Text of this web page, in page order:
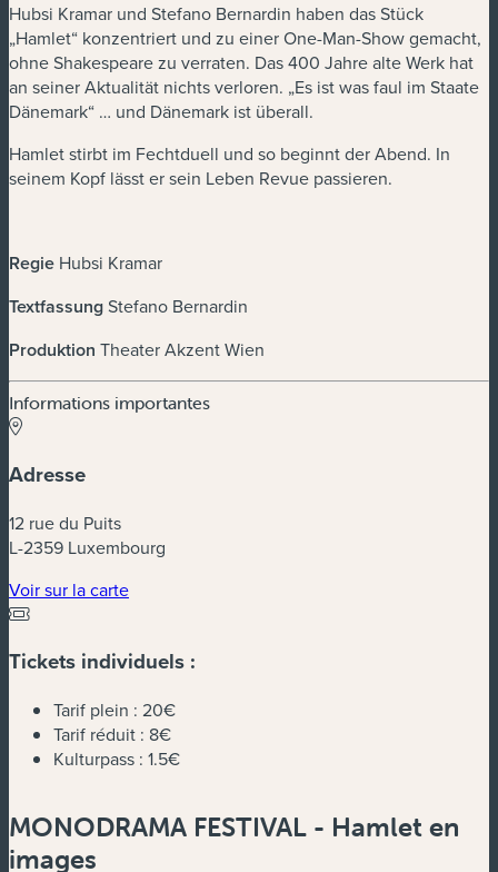
Hubsi Kramar und Stefano Bernardin haben das Stück
„Hamlet“ konzentriert und zu einer One-Man-Show gemacht,
ohne Shakespeare zu verraten. Das 400 Jahre alte Werk hat
an seiner Aktualität nichts verloren. „Es ist was faul im Staate
Dänemark“ … und Dänemark ist überall.
Hamlet stirbt im Fechtduell und so beginnt der Abend. In
seinem Kopf lässt er sein Leben Revue passieren.
Regie Hubsi Kramar
TextfassungStefano Bernardin
Produktion Theater Akzent Wien
Informations importantes
Adresse
12 rue du Puits
L-2359 Luxembourg
Voir sur la carte(nouvelle fenêtre)
Tickets individuels :
Tarif plein : 20€
Tarif réduit : 8€
Kulturpass : 1.5€
MONODRAMA FESTIVAL - Hamlet en
images